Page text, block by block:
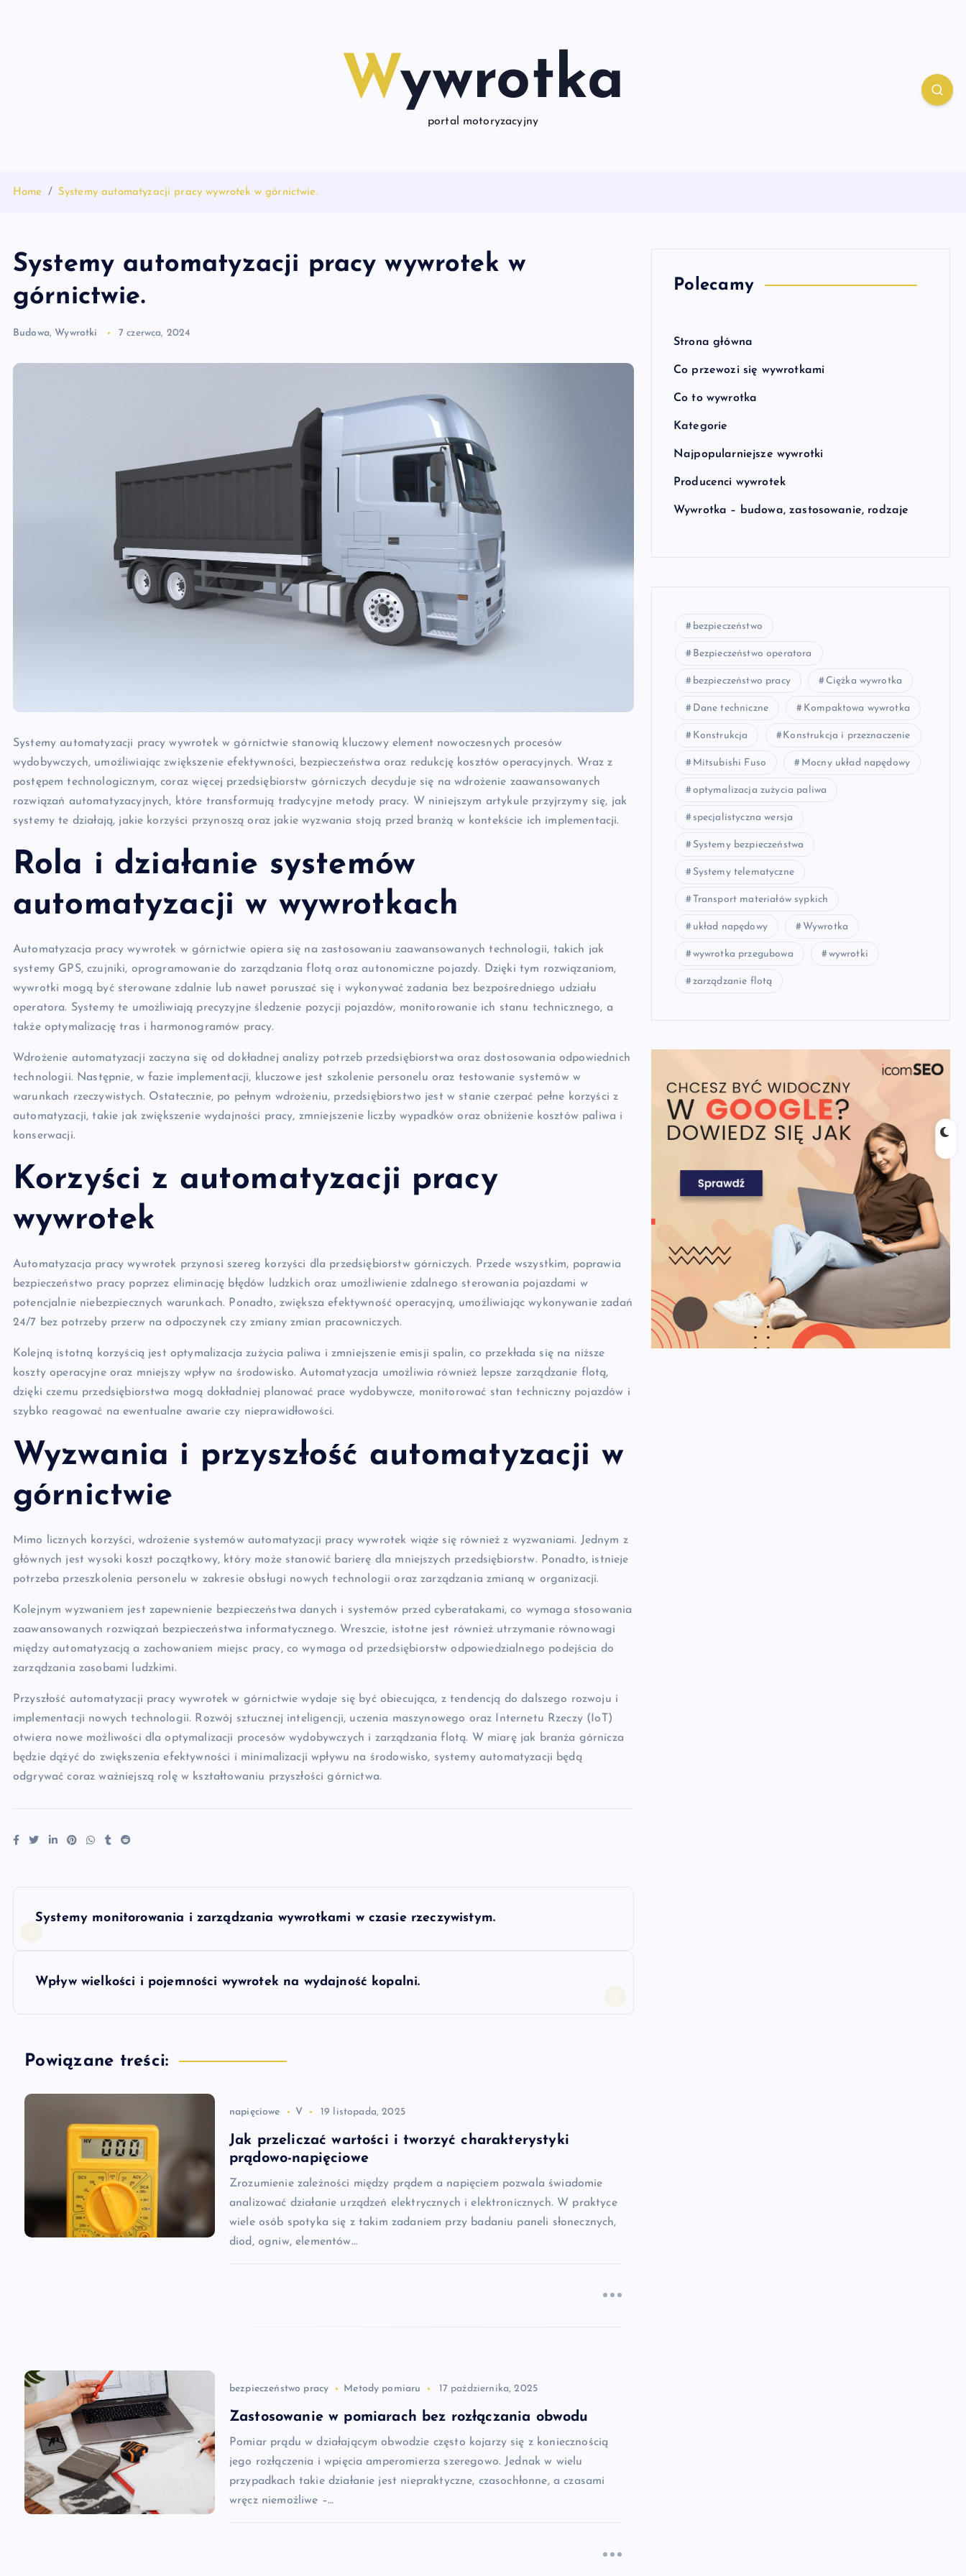
Wywrotka
portal motoryzacyjny
Home Systemy automatyzacji pracy wywrotek w górnictwie.
Systemy automatyzacji pracy wywrotek w
górnictwie.
Budowa, Wywrotki 7 czerwca, 2024
Systemy automatyzacji pracy wywrotek w górnictwie stanowią kluczowy element nowoczesnych procesów
wydobywczych, umożliwiając zwiększenie efektywności, bezpieczeństwa oraz redukcję kosztów operacyjnych. Wraz z
postępem technologicznym, coraz więcej przedsiębiorstw górniczych decyduje się na wdrożenie zaawansowanych
rozwiązań automatyzacyjnych, które transformują tradycyjne metody pracy. W niniejszym artykule przyjrzymy się, jak
systemy te działają, jakie korzyści przynoszą oraz jakie wyzwania stoją przed branżą w kontekście ich implementacji.
Rola i działanie systemów
automatyzacji w wywrotkach
Automatyzacja pracy wywrotek w górnictwie opiera się na zastosowaniu zaawansowanych technologii, takich jak
systemy GPS, czujniki, oprogramowanie do zarządzania flotą oraz autonomiczne pojazdy. Dzięki tym rozwiązaniom,
wywrotki mogą być sterowane zdalnie lub nawet poruszać się i wykonywać zadania bez bezpośredniego udziału
operatora. Systemy te umożliwiają precyzyjne śledzenie pozycji pojazdów, monitorowanie ich stanu technicznego, a
także optymalizację tras i harmonogramów pracy.
Wdrożenie automatyzacji zaczyna się od dokładnej analizy potrzeb przedsiębiorstwa oraz dostosowania odpowiednich
technologii. Następnie, w fazie implementacji, kluczowe jest szkolenie personelu oraz testowanie systemów w
warunkach rzeczywistych. Ostatecznie, po pełnym wdrożeniu, przedsiębiorstwo jest w stanie czerpać pełne korzyści z
automatyzacji, takie jak zwiększenie wydajności pracy, zmniejszenie liczby wypadków oraz obniżenie kosztów paliwa i
konserwacji.
Korzyści z automatyzacji pracy
wywrotek
Automatyzacja pracy wywrotek przynosi szereg korzyści dla przedsiębiorstw górniczych. Przede wszystkim, poprawia
bezpieczeństwo pracy poprzez eliminację błędów ludzkich oraz umożliwienie zdalnego sterowania pojazdami w
potencjalnie niebezpiecznych warunkach. Ponadto, zwiększa efektywność operacyjną, umożliwiając wykonywanie zadań
24/7 bez potrzeby przerw na odpoczynek czy zmiany zmian pracowniczych.
Kolejną istotną korzyścią jest optymalizacja zużycia paliwa i zmniejszenie emisji spalin, co przekłada się na niższe
koszty operacyjne oraz mniejszy wpływ na środowisko. Automatyzacja umożliwia również lepsze zarządzanie flotą,
dzięki czemu przedsiębiorstwa mogą dokładniej planować prace wydobywcze, monitorować stan techniczny pojazdów i
szybko reagować na ewentualne awarie czy nieprawidłowości.
Wyzwania i przyszłość automatyzacji w
górnictwie
Mimo licznych korzyści, wdrożenie systemów automatyzacji pracy wywrotek wiąże się również z wyzwaniami. Jednym z
głównych jest wysoki koszt początkowy, który może stanowić barierę dla mniejszych przedsiębiorstw. Ponadto, istnieje
potrzeba przeszkolenia personelu w zakresie obsługi nowych technologii oraz zarządzania zmianą w organizacji.
Kolejnym wyzwaniem jest zapewnienie bezpieczeństwa danych i systemów przed cyberatakami, co wymaga stosowania
zaawansowanych rozwiązań bezpieczeństwa informatycznego. Wreszcie, istotne jest również utrzymanie równowagi
między automatyzacją a zachowaniem miejsc pracy, co wymaga od przedsiębiorstw odpowiedzialnego podejścia do
zarządzania zasobami ludzkimi.
Przyszłość automatyzacji pracy wywrotek w górnictwie wydaje się być obiecująca, z tendencją do dalszego rozwoju i
implementacji nowych technologii. Rozwój sztucznej inteligencji, uczenia maszynowego oraz Internetu Rzeczy (IoT)
otwiera nowe możliwości dla optymalizacji procesów wydobywczych i zarządzania flotą. W miarę jak branża górnicza
będzie dążyć do zwiększenia efektywności i minimalizacji wpływu na środowisko, systemy automatyzacji będą
odgrywać coraz ważniejszą rolę w kształtowaniu przyszłości górnictwa.
N
g
a
a
s
u
Systemy monitorowania i zarządzania wywrotkami w czasie rzeczywistym.
Wpływ wielkości i pojemności wywrotek na wydajność kopalni.
Powiązane treści:
napięciowe V 19 listopada, 2025
Jak przeliczać wartości i tworzyć charakterystyki
prądowo-napięciowe
Zrozumienie zależności między prądem a napięciem pozwala świadomie
analizować działanie urządzeń elektrycznych i elektronicznych. W praktyce
wiele osób spotyka się z takim zadaniem przy badaniu paneli słonecznych,
diod, ogniw, elementów…
bezpieczeństwo pracy Metody pomiaru 17 października, 2025
Zastosowanie w pomiarach bez rozłączania obwodu
Pomiar prądu w działającym obwodzie często kojarzy się z koniecznością
jego rozłączenia i wpięcia amperomierza szeregowo. Jednak w wielu
przypadkach takie działanie jest niepraktyczne, czasochłonne, a czasami
wręcz niemożliwe –…
Polecamy
Strona główna
Co przewozi się wywrotkami
Co to wywrotka
Kategorie
Najpopularniejsze wywrotki
Producenci wywrotek
Wywrotka – budowa, zastosowanie, rodzaje
bezpieczeństwo
Bezpieczeństwo operatora
bezpieczeństwo pracy Ciężka wywrotka
Dane techniczne Kompaktowa wywrotka
Konstrukcja Konstrukcja i przeznaczenie
Mitsubishi Fuso Mocny układ napędowy
optymalizacja zużycia paliwa
specjalistyczna wersja
Systemy bezpieczeństwa
Systemy telematyczne
Transport materiałów sypkich
układ napędowy Wywrotka
wywrotka przegubowa wywrotki
zarządzanie flotą